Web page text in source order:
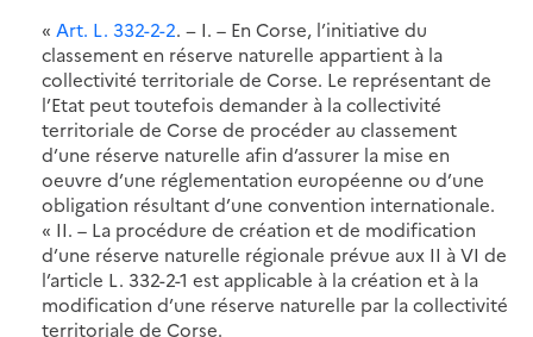
« Art. L. 332-2-2. − I. – En Corse, l’initiative du
classement en réserve naturelle appartient à la
collectivité territoriale de Corse. Le représentant de
l’Etat peut toutefois demander à la collectivité
territoriale de Corse de procéder au classement
d’une réserve naturelle afin d’assurer la mise en
oeuvre d’une réglementation européenne ou d’une
obligation résultant d’une convention internationale.
« II. – La procédure de création et de modification
d’une réserve naturelle régionale prévue aux II à VI de
l’article L. 332-2-1 est applicable à la création et à la
modification d’une réserve naturelle par la collectivité
territoriale de Corse.